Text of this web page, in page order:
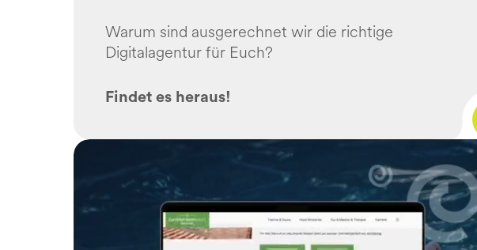
Warum sind ausgerechnet wir die richtige
Digitalagentur für Euch?
Findet es heraus!